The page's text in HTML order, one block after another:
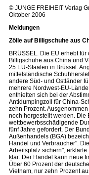
© JUNGE FREIHEIT Verlag
Oktober 2006
Meldungen
Zölle auf Billigschuhe aus
BRÜSSEL. Die EU erhebt
Billigschuhe aus China und
25 EU-Staaten in Brüssel.
mittelständische
andere Süd- und Ostländer
mehrere Nordwest-EU-
enthielten sich bei der
Antidumpingzoll für China-
zehn Prozent.
noch hergestellt werden. Die
wettbewerbsschädigende
fünf Jahre gefordert. Der
Außenhandels (BGA)
Handel und Verbraucher".
Arbeitsplatz sichern",
klar: Der Handel kann neue
Über 60 Prozent der
Vietnam, nur zehn Prozent